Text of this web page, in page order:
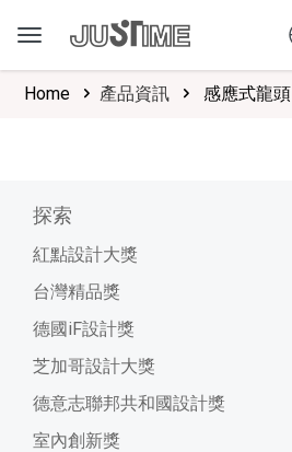
Home 產品資訊 感應式龍頭
探索
紅點設計大獎
台灣精品獎
德國iF設計獎
芝加哥設計大獎
德意志聯邦共和國設計獎
室內創新獎